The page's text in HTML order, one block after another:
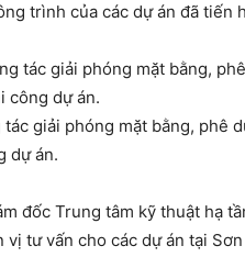
trình của các dự án đã tiến
giải phóng mặt bằng, phê
dự án.
đốc Trung tâm kỹ thuật hạ
tư vấn cho các dự án tại